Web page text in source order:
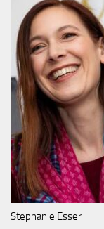
Stephanie Esser